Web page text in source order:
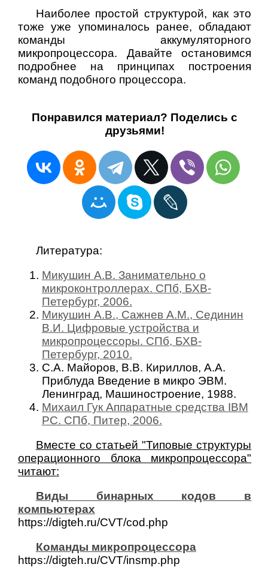
Наиболее простой структурой, как это
тоже уже упоминалось ранее, обладают
команды аккумуляторного
микропроцессора. Давайте остановимся
подробнее на принципах построения
команд подобного процессора.
Понравился материал? Поделись с
друзьями!
Литература:
Микушин А.В. Занимательно о
микроконтроллерах. СПб, БХВ-
Петербург, 2006.
Микушин А.В., Сажнев А.М., Сединин
В.И. Цифровые устройства и
микропроцессоры. СПб, БХВ-
Петербург, 2010.
С.А. Майоров, В.В. Кириллов, А.А.
Приблуда Введение в микро ЭВМ.
Ленинград, Машиностроение, 1988.
Михаил Гук Аппаратные средства IBM
PC. СПб, Питер, 2006.
Вместе со статьей "Типовые структуры
операционного блока микропроцессора"
читают:
Виды бинарных кодов в
компьютерах
https://digteh.ru/CVT/cod.php
Команды микропроцессора
https://digteh.ru/CVT/insmp.php